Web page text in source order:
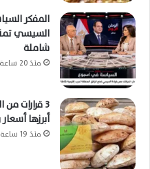
المفكر
السيسي
شاملة
منذ 20 ساعة
3 قرارات
أبرزها
منذ 19 ساعة